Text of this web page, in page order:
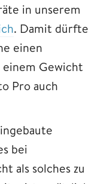
in unserem
. Damit dürfte
einen
Gewicht
Pro auch
bei
als solches zu